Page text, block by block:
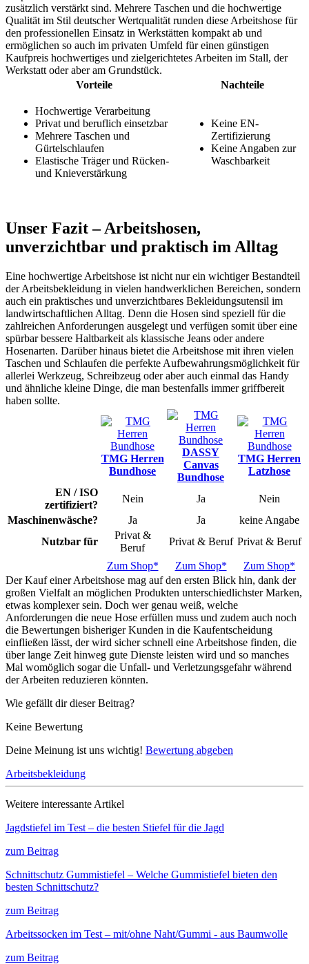
zusätzlich verstärkt sind. Mehrere Taschen und die hochwertige
Qualität im Stil deutscher Wertqualität runden diese Arbeitshose für
den professionellen Einsatz in Werkstätten kompakt ab und
ermöglichen so auch im privaten Umfeld für einen günstigen
Kaufpreis hochwertiges und zielgerichtetes Arbeiten im Stall, der
Werkstatt oder aber am Grundstück.
Vorteile
Nachteile
Hochwertige Verarbeitung
Privat und beruflich einsetzbar
Mehrere Taschen und
Gürtelschlaufen
Elastische Träger und Rücken-
und Knieverstärkung
Keine EN-
Zertifizierung
Keine Angaben zur
Waschbarkeit
Unser Fazit – Arbeitshosen,
unverzichtbar und praktisch im Alltag
Eine hochwertige Arbeitshose ist nicht nur ein wichtiger Bestandteil
der Arbeitsbekleidung in vielen handwerklichen Bereichen, sondern
auch ein praktisches und unverzichtbares Bekleidungsutensil im
landwirtschaftlichen Alltag. Denn die Hosen sind speziell für die
zahlreichen Anforderungen ausgelegt und verfügen somit über eine
spürbar bessere Haltbarkeit als klassische Jeans oder andere
Hosenarten. Darüber hinaus bietet die Arbeitshose mit ihren vielen
Taschen und Schlaufen die perfekte Aufbewahrungsmöglichkeit für
allerlei Werkzeug, Schreibzeug oder aber auch einmal das Handy
und ähnliche kleine Dinge, die man bestenfalls immer griffbereit
haben sollte.
TMG Herren
Bundhose
DASSY
Canvas
Bundhose
TMG Herren
Latzhose
EN / ISO
zertifiziert?
Nein Ja
Nein
Maschinenwäsche?
Ja Ja
keine Angabe
Nutzbar für
Privat &
Beruf
Privat & Beruf Privat & Beruf
Zum Shop* Zum Shop*
Zum Shop*
Der Kauf einer Arbeitshose mag auf den ersten Blick hin, dank der
großen Vielfalt an möglichen Produkten unterschiedlichster Marken,
etwas komplexer sein. Doch wer genau weiß, welche
Anforderungen die neue Hose erfüllen muss und zudem auch noch
die Bewertungen bisheriger Kunden in die Kaufentscheidung
einfließen lässt, der wird sicher schnell eine Arbeitshose finden, die
über lange Zeit hinweg gute Dienste leisten wird und so manches
Mal womöglich sogar die Unfall- und Verletzungsgefahr während
der Arbeiten reduzieren könnten.
Wie gefällt dir dieser Beitrag?
Keine Bewertung
Deine Meinung ist uns wichtig! Bewertung abgeben
Arbeitsbekleidung
Weitere interessante Artikel
Jagdstiefel im Test – die besten Stiefel für die Jagd
zum Beitrag
Schnittschutz Gummistiefel – Welche Gummistiefel bieten den
besten Schnittschutz?
zum Beitrag
Arbeitssocken im Test – mit/ohne Naht/Gummi - aus Baumwolle
zum Beitrag